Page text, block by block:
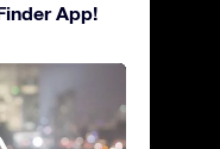
App!